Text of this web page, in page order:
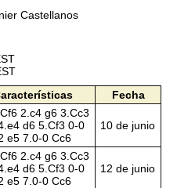
Castellanos
Fecha
2.c4 g6 3.Cc3
d6 5.Cf3 0-0
e5 7.0-0 Cc6
10 de junio
2.c4 g6 3.Cc3
d6 5.Cf3 0-0
e5 7.0-0 Cc6
12 de junio